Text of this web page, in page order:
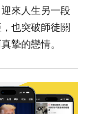
來人生另一段
也突破師徒關
摯的戀情。